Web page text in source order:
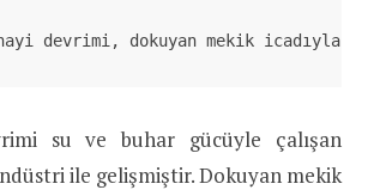
devrimi, dokuyan mekik icadıyla
su ve buhar gücüyle çalışan
ile gelişmiştir. Dokuyan mekik